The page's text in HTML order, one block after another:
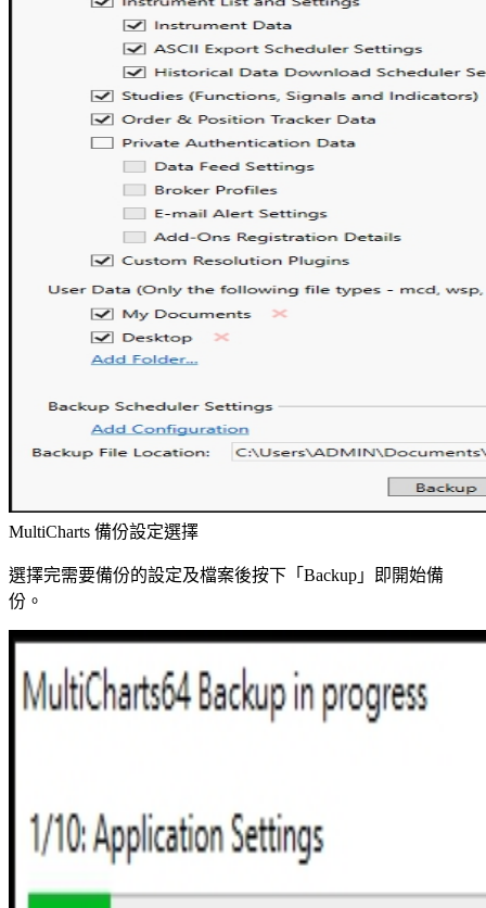
MultiCharts 備份設定選擇
選擇完需要備份的設定及檔案後按下「Backup」即開始備
份。